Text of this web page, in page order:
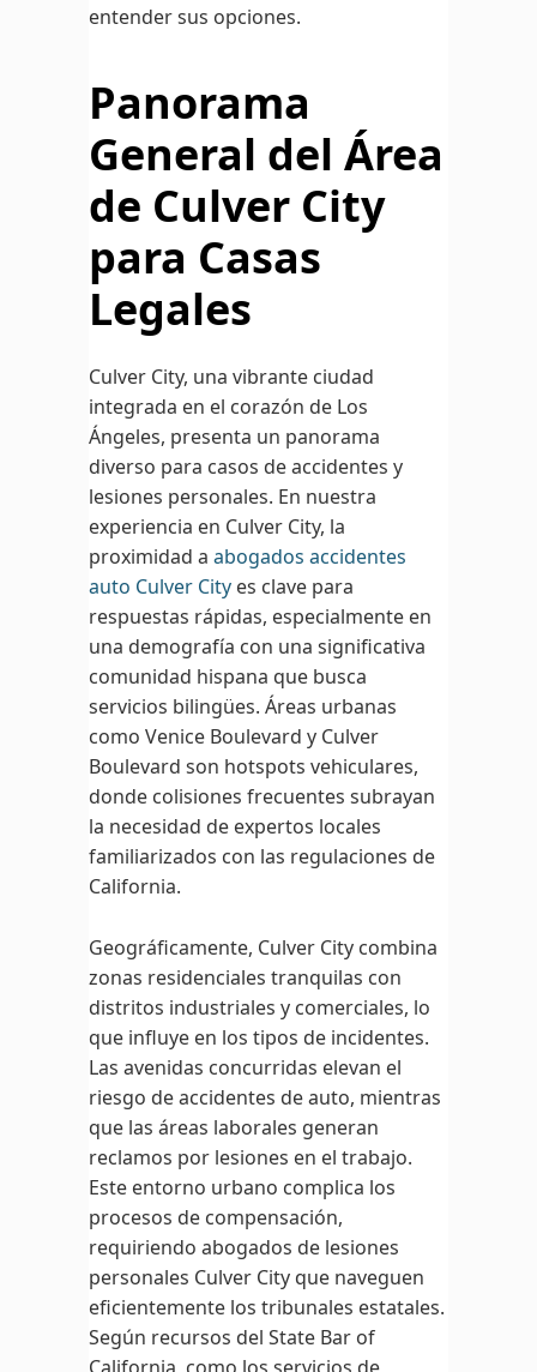
entender sus opciones.
Panorama
General del Área
de Culver City
para Casas
Legales
Culver City, una vibrante ciudad
integrada en el corazón de Los
Ángeles, presenta un panorama
diverso para casos de accidentes y
lesiones personales. En nuestra
experiencia en Culver City, la
proximidad a abogados accidentes
auto Culver City es clave para
respuestas rápidas, especialmente en
una demografía con una significativa
comunidad hispana que busca
servicios bilingües. Áreas urbanas
como Venice Boulevard y Culver
Boulevard son hotspots vehiculares,
donde colisiones frecuentes subrayan
la necesidad de expertos locales
familiarizados con las regulaciones de
California.
Geográficamente, Culver City combina
zonas residenciales tranquilas con
distritos industriales y comerciales, lo
que influye en los tipos de incidentes.
Las avenidas concurridas elevan el
riesgo de accidentes de auto, mientras
que las áreas laborales generan
reclamos por lesiones en el trabajo.
Este entorno urbano complica los
procesos de compensación,
requiriendo abogados de lesiones
personales Culver City que naveguen
eficientemente los tribunales estatales.
Según recursos del State Bar of